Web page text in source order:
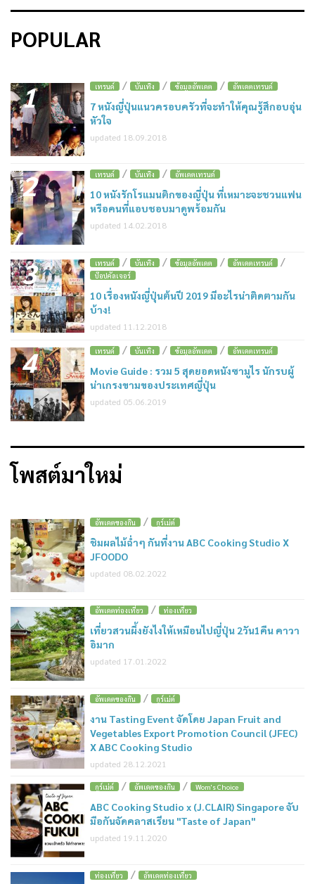
POPULAR
1 เทรนด์ / บันเทิง / ข้อมูลอัพเดต / อัพเดตเทรนด์
7 หนังญี่ปุ่นแนวครอบครัวที่จะทำให้คุณรู้สึกอบอุ่น
หัวใจ
updated 18.09.2018
2 เทรนด์ / บันเทิง / อัพเดตเทรนด์
10 หนังรักโรแมนติกของญี่ปุ่น ที่เหมาะจะชวนแฟน
หรือคนที่แอบชอบมาดูพร้อมกัน
updated 14.02.2018
3 เทรนด์ / บันเทิง / ข้อมูลอัพเดต / อัพเดตเทรนด์ /
ป๊อปคัลเจอร์
10 เรื่องหนังญี่ปุ่นต้นปี 2019 มีอะไรน่าติดตามกัน
บ้าง!
updated 11.12.2018
4 เทรนด์ / บันเทิง / ข้อมูลอัพเดต / อัพเดตเทรนด์
Movie Guide : รวม 5 สุดยอดหนังซามูไร นักรบผู้
น่าเกรงขามของประเทศญี่ปุ่น
updated 05.06.2019
โพสต์มาใหม่
อัพเดตของกิน / กูร์เม่ต์
ชิมผลไม้ฉ่ำๆ กันที่งาน ABC Cooking Studio X
JFOODO
updated 08.02.2022
อัพเดตท่องเที่ยว / ท่องเที่ยว
เที่ยวสวนผึ้งยังไงให้เหมือนไปญี่ปุ่น 2วัน1คืน คาวา
อิมาก
updated 17.01.2022
อัพเดตของกิน / กูร์เม่ต์
งาน Tasting Event จัดโดย Japan Fruit and
Vegetables Export Promotion Council (JFEC)
X ABC Cooking Studio
updated 28.12.2021
กูร์เม่ต์ / อัพเดตของกิน / Wom's Choice
ABC Cooking Studio x (J.CLAIR) Singapore จับ
มือกันจัดคลาสเรียน "Taste of Japan"
updated 19.11.2020
ท่องเที่ยว / อัพเดตท่องเที่ยว